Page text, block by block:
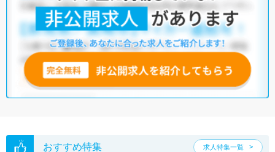
おすすめ特集 求人特集一覧